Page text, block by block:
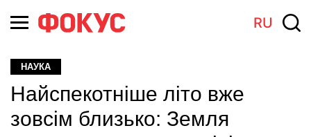
RU
НАУКА
Найспекотніше літо вже
зовсім близько: Земля